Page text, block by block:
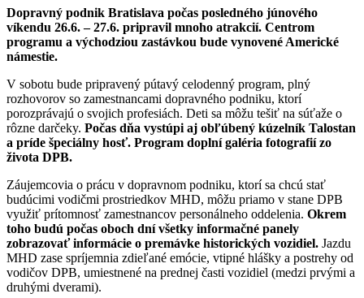
Dopravný podnik Bratislava počas posledného júnového
víkendu 26.6. – 27.6. pripravil mnoho atrakcií. Centrom
programu a východziou zastávkou bude vynovené Americké
námestie.
V sobotu bude pripravený pútavý celodenný program, plný
rozhovorov so zamestnancami dopravného podniku, ktorí
porozprávajú o svojich profesiách. Deti sa môžu tešiť na súťaže o
rôzne darčeky. Počas dňa vystúpi aj obľúbený kúzelník Talostan
a príde špeciálny hosť. Program doplní galéria fotografií zo
života DPB.
Záujemcovia o prácu v dopravnom podniku, ktorí sa chcú stať
budúcimi vodičmi prostriedkov MHD, môžu priamo v stane DPB
využiť prítomnosť zamestnancov personálneho oddelenia. Okrem
toho budú počas oboch dní všetky informačné panely
zobrazovať informácie o premávke historických vozidiel. Jazdu
MHD zase spríjemnia zdieľané emócie, vtipné hlášky a postrehy od
vodičov DPB, umiestnené na prednej časti vozidiel (medzi prvými a
druhými dverami).